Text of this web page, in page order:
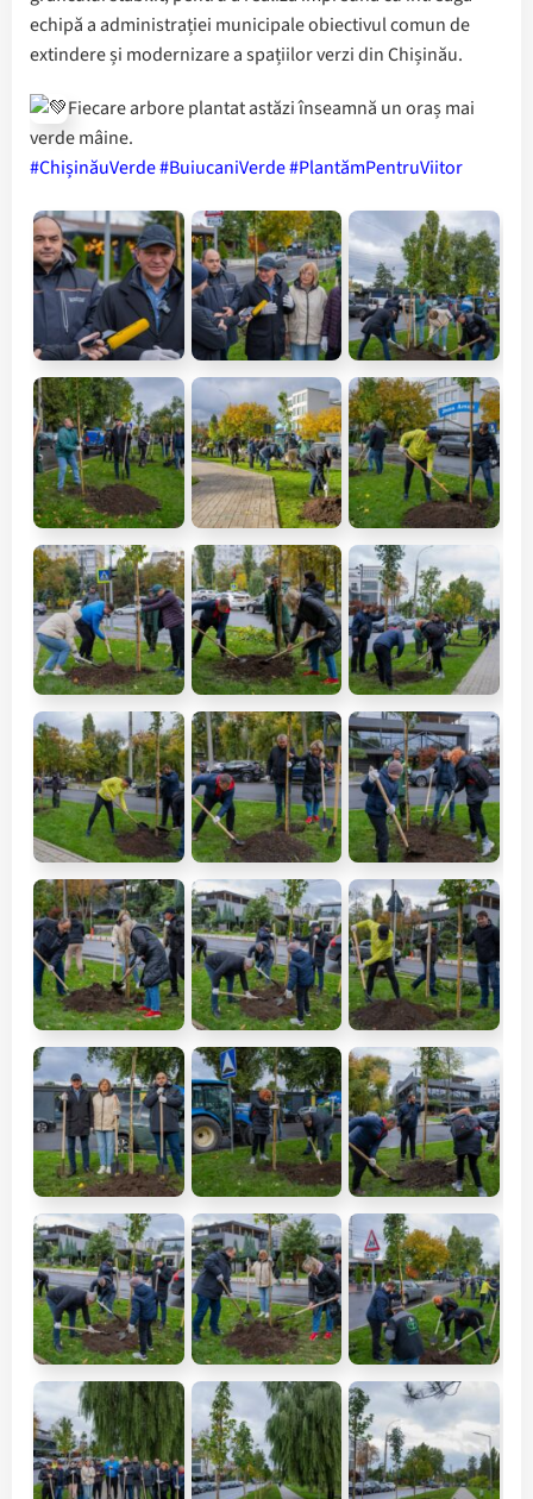
echipă a administrației municipale obiectivul comun de
extindere și modernizare a spațiilor verzi din Chișinău.
Fiecare arbore plantat astăzi înseamnă un oraș mai
verde mâine.
#ChișinăuVerde #BuiucaniVerde #PlantămPentruViitor